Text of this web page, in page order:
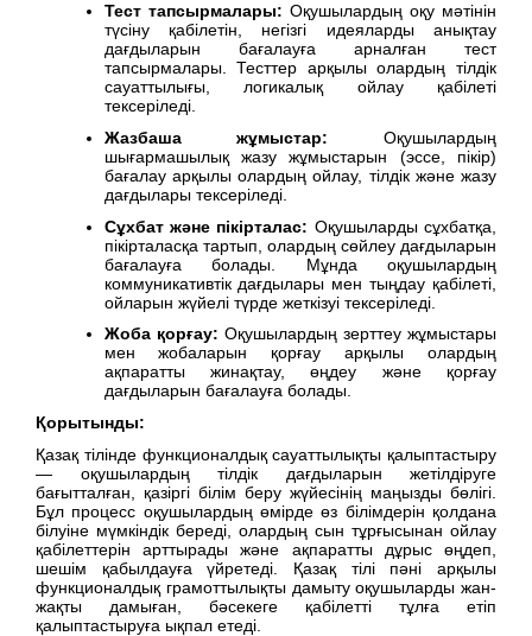
Тест тапсырмалары: Оқушылардың оқу мәтінін
түсіну қабілетін, негізгі идеяларды анықтау
дағдыларын бағалауға арналған тест
тапсырмалары. Тесттер арқылы олардың тілдік
сауаттылығы, логикалық ойлау қабілеті
тексеріледі.
Жазбаша жұмыстар: Оқушылардың
шығармашылық жазу жұмыстарын (эссе, пікір)
бағалау арқылы олардың ойлау, тілдік және жазу
дағдылары тексеріледі.
Сұхбат және пікірталас: Оқушыларды сұхбатқа,
пікірталасқа тартып, олардың сөйлеу дағдыларын
бағалауға болады. Мұнда оқушылардың
коммуникативтік дағдылары мен тыңдау қабілеті,
ойларын жүйелі түрде жеткізуі тексеріледі.
Жоба қорғау: Оқушылардың зерттеу жұмыстары
мен жобаларын қорғау арқылы олардың
ақпаратты жинақтау, өңдеу және қорғау
дағдыларын бағалауға болады.
Қорытынды:
Қазақ тілінде функционалдық сауаттылықты қалыптастыру
— оқушылардың тілдік дағдыларын жетілдіруге
бағытталған, қазіргі білім беру жүйесінің маңызды бөлігі.
Бұл процесс оқушылардың өмірде өз білімдерін қолдана
білуіне мүмкіндік береді, олардың сын тұрғысынан ойлау
қабілеттерін арттырады және ақпаратты дұрыс өңдеп,
шешім қабылдауға үйретеді. Қазақ тілі пәні арқылы
функционалдық грамоттылықты дамыту оқушыларды жан-
жақты дамыған, бәсекеге қабілетті тұлға етіп
қалыптастыруға ықпал етеді.